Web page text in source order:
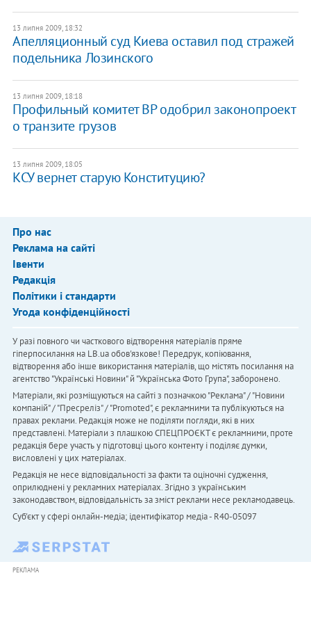
13 липня 2009, 18:32
Апелляционный суд Киева оставил под стражей
подельника Лозинского
13 липня 2009, 18:18
Профильный комитет ВР одобрил законопроект
о транзите грузов
13 липня 2009, 18:05
КСУ вернет старую Конституцию?
Про нас
Реклама на сайті
Івенти
Редакція
Політики і стандарти
Угода конфіденційності
У разі повного чи часткового відтворення матеріалів пряме
гіперпосилання на LB.ua обов'язкове! Передрук, копіювання,
відтворення або інше використання матеріалів, що містять посилання на
агентство "Українськi Новини" й "Українська Фото Група", заборонено.
Матеріали, які розміщуються на сайті з позначкою "Реклама" / "Новини
компаній" / "Пресреліз" / "Promoted", є рекламними та публікуються на
правах реклами. Редакція може не поділяти погляди, які в них
представлені. Матеріали з плашкою СПЕЦПРОЄКТ є рекламними, проте
редакція бере участь у підготовці цього контенту і поділяє думки,
висловлені у цих матеріалах.
Редакція не несе відповідальності за факти та оціночні судження,
оприлюднені у рекламних матеріалах. Згідно з українським
законодавством, відповідальність за зміст реклами несе рекламодавець.
Cуб'єкт у сфері онлайн-медіа; ідентифікатор медіа - R40-05097
РЕКЛАМА